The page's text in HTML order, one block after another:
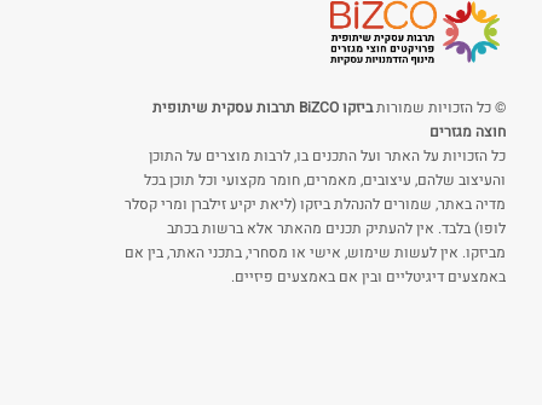
© כל הזכויות שמורות
ביזקו BiZCO תרבות עסקית שיתופית
חוצה מגזרים
כל הזכויות על האתר ועל התכנים בו, לרבות מוצרים על התוכן
והעיצוב שלהם, עיצובים, מאמרים, חומר מקצועי וכל תוכן בכל
מדיה באתר, שמורים להנהלת ביזקו (ליאת יקיע זילברן ומרי קסלר
לופו) בלבד. אין להעתיק תכנים מהאתר אלא ברשות בכתב
מביזקו. אין לעשות שימוש, אישי או מסחרי, בתכני האתר, בין אם
באמצעים דיגיטליים ובין אם באמצעים פיזיים.